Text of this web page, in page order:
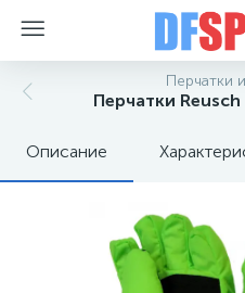
Перчатки
Перчатки
Описание